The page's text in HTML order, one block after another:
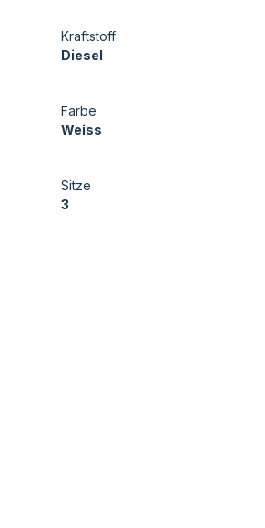
Kraftstoff
Diesel
Farbe
Weiss
Sitze
3